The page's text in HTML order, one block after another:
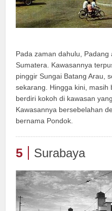
Pada zaman dahulu,
Sumatera. Kawasannya
pinggir Sungai Batang Arau,
sekarang. Hingga kini, masih
berdiri kokoh di kawasan
Kawasannya bersebelahan
bernama Pondok.
5 Surabaya